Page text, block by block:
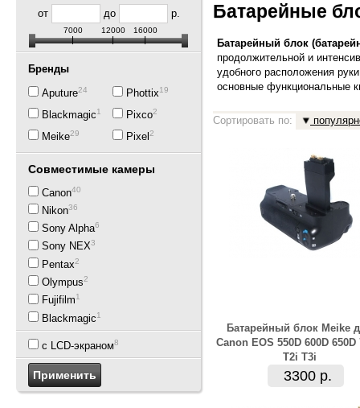
от до р.
7000 12000 16000
Бренды
Aputure24
Blackmagic1
Meike29
Phottix19
Pixco2
Pixel2
Совместимые камеры
Canon40
Nikon36
Sony Alpha6
Sony NEX3
Pentax2
Olympus2
Fujifilm1
Blackmagic1
с LCD-экраном8
Батарейные
Батарейный блок
продолжительной и
удобного расположения
основные функциональные
Сортировать по:
Батарейный блок Meike
Canon EOS 550D 600D 650D
T2i T3i
3300 р.